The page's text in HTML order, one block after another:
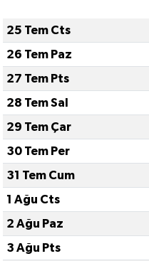
25 Tem Cts
26 Tem Paz
27 Tem Pts
28 Tem Sal
29 Tem Çar
30 Tem Per
31 Tem Cum
1 Ağu Cts
2 Ağu Paz
3 Ağu Pts